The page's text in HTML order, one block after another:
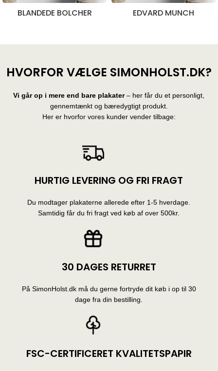
BLANDEDE BOLCHER EDVARD MUNCH
HVORFOR VÆLGE SIMONHOLST.DK?
Vi går op i mere end bare plakater– her får du et personligt,
gennemtænkt og bæredygtigt produkt.
Her er hvorfor vores kunder vender tilbage:
HURTIG LEVERING OG FRI FRAGT
Du modtager plakaterne allerede efter 1-5 hverdage.
Samtidig får du fri fragt ved køb af over 500kr.
30 DAGES RETURRET
På SimonHolst.dk må du gerne fortryde dit køb i op til 30
dage fra din bestilling.
FSC-CERTIFICERET KVALITETSPAPIR